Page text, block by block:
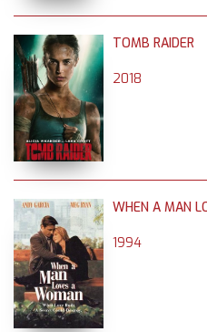
TOMB RAIDER
2018
WHEN A MAN
1994